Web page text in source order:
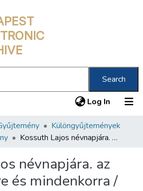
Search
Log In (current)
Különgyűjtemények
Kossuth Lajos névnapjára. az 1883-ik évre és mindenkorra /
névnapjára. az
és mindenkorra /